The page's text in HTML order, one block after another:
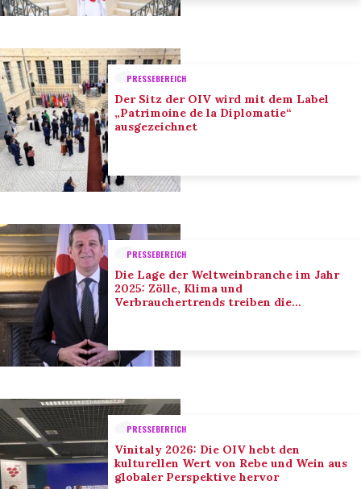
PRESSEBEREICH
Der Sitz der OIV wird mit dem Label
„Patrimoine de la Diplomatie“
ausgezeichnet
PRESSEBEREICH
Die Lage der Weltweinbranche im Jahr
2025: Zölle, Klima und
Verbrauchertrends treiben die
PRESSEBEREICH
Vinitaly 2026: Die OIV hebt den
kulturellen Wert von Rebe und Wein aus
globaler Perspektive hervor